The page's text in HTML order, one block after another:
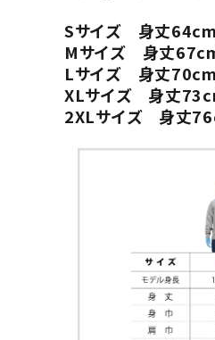
Sサイズ 身丈
Mサイズ 身丈
Lサイズ 身丈
XLサイズ 身丈
2XLサイズ 身丈